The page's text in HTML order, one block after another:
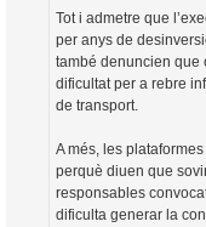
Tot i admetre que
per anys de
també denuncien que
dificultat per a rebre
de transport.
A més, les
perquè diuen que
responsables
dificulta generar la